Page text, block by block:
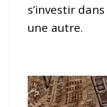
s’investir
une autre.